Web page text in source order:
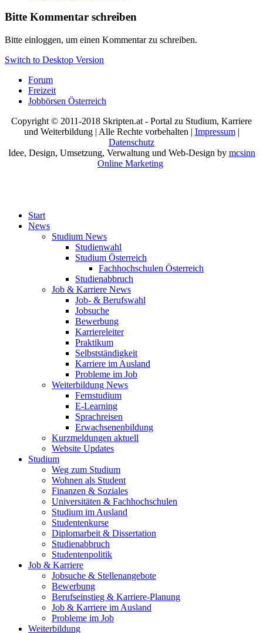
Bitte Kommentar schreiben
Bitte einloggen, um einen Kommentar zu schreiben.
Switch to Desktop Version
Forum
Freizeit
Jobbörsen Österreich
Copyright © 2011-2018 Skripten.at - Portal zu Studium, Karriere
und Weiterbildung | Alle Rechte vorbehalten | Impressum|
Datenschutz
Idee, Design, Umsetzung, Verwaltung und Web-Design by mcsinn
Online Marketing
Start
News
Studium News
Studienwahl
Studium Österreich
Fachhochschulen Österreich
Studienabbruch
Job & Karriere News
Job- & Berufswahl
Jobsuche
Bewerbung
Karriereleiter
Praktikum
Selbstständigkeit
Karriere im Ausland
Probleme im Job
Weiterbildung News
Fernstudium
E-Learning
Sprachreisen
Erwachsenenbildung
Kurzmeldungen aktuell
Website Updates
Studium
Weg zum Studium
Wohnen als Student
Finanzen & Soziales
Universitäten & Fachhochschulen
Studium im Ausland
Studentenkurse
Diplomarbeit & Dissertation
Studienabbruch
Studentenpolitik
Job & Karriere
Jobsuche & Stellenangebote
Bewerbung
Berufseinstieg & Karriere-Planung
Job & Karriere im Ausland
Probleme im Job
Weiterbildung